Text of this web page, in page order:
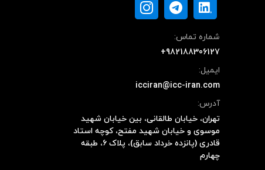
شماره تماس:
+982188306127
ایمیل:
icciran@icc-iran.com
آدرس:
تهران، خیابان طالقانی، بین خیابان شهید
موسوی و خیابان شهید مفتح، کوچه استاد
قادری (پانزده خرداد سابق)، پلاک ۶، طبقه
چهارم